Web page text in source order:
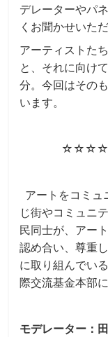
デレーターやパ
くお聞かせいた
アーティストた
と、それに向け
分。今回はその
います。
アートをコミュ
じ街やコミュニ
民同士が、アー
認め合い、尊重
に取り組んでい
際交流基金本部
モデレーター：